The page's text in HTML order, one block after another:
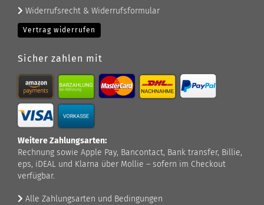
Widerrufsrecht & Widerrufsformular
Vertrag widerrufen
Sicher zahlen mit
Weitere Zahlungsarten:
Rechnung sowie Apple Pay, Bancontact, Bank transfer, Billie,
eps, iDEAL und Klarna über Mollie – sofern im Checkout
verfügbar.
Alle Zahlungsarten und Bedingungen